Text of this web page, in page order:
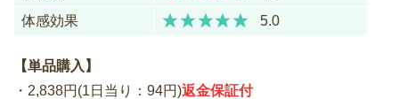
体感効果
5.0
【単品購入】
・2,838円(1日当り：94円)返金保証付